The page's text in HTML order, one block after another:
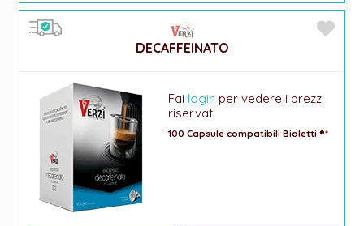
DECAFFEINATO
Fai login per vedere i prezzi
riservati
100 Capsule compatibili Bialetti ®*